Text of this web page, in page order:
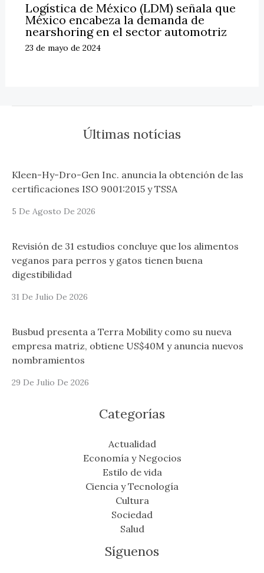
Logística de México (LDM) señala que
México encabeza la demanda de
nearshoring en el sector automotriz
23 de mayo de 2024
Últimas notícias
Kleen-Hy-Dro-Gen Inc. anuncia la obtención de las
certificaciones ISO 9001:2015 y TSSA
5 De Agosto De 2026
Revisión de 31 estudios concluye que los alimentos
veganos para perros y gatos tienen buena
digestibilidad
31 De Julio De 2026
Busbud presenta a Terra Mobility como su nueva
empresa matriz, obtiene US$40M y anuncia nuevos
nombramientos
29 De Julio De 2026
Categorías
Actualidad
Economía y Negocios
Estilo de vida
Ciencia y Tecnología
Cultura
Sociedad
Salud
Síguenos